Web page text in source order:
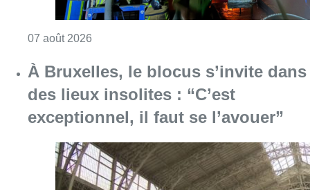
07 août 2026
À Bruxelles, le blocus s’invite dans
des lieux insolites : “C’est
exceptionnel, il faut se l’avouer”